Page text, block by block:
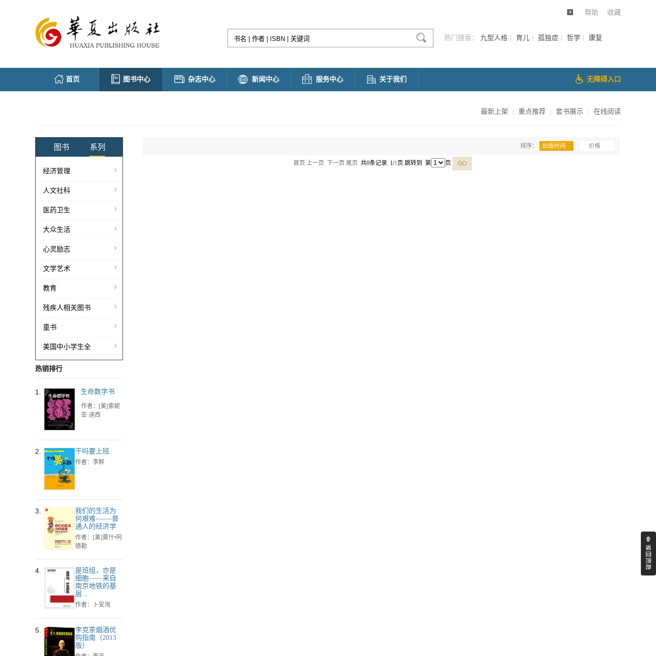
帮助 收藏
热门搜索： 九型人格 育儿 孤独症 哲学 康复
首页 图书中心 杂志中心 新闻中心 服务中心 关于我们 无障碍入口
最新上架 重点推荐 套书展示 在线阅读
图书 系列
经济管理
人文社科
医药卫生
大众生活
心灵励志
文学艺术
教育
残疾人相关图书
童书
美国中小学生全
热销排行
1. 生命数字书
作者：[美]索妮
亚·迪西
2. 干吗要上班
作者：李鲆
3.
我们的生活为
何艰难-——普
通人的经济学
作者：[美]莫什•阿
德勒
4.
是班组，亦是
细胞——来自
南京地铁的基
层...
作者：卜安洵
5.
李克茶烟酒优
购指南（2013
版）
排序： 出版时间 价格
首页 上一页 下一页 尾页共0条记录 1/1页 跳转到 第 页 GO